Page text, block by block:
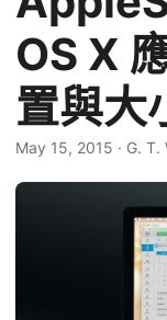
OS X
置與大
May 15, 2015 · G. T.